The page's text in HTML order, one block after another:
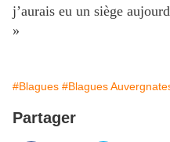
j’aurais eu un siège
»
#Blagues #Blagues
Partager